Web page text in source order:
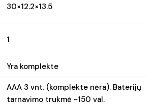
30×12.2×13.5
1
Yra komplekte
AAA 3 vnt. (komplekte nėra). Baterijų
tarnavimo trukmė ~150 val.